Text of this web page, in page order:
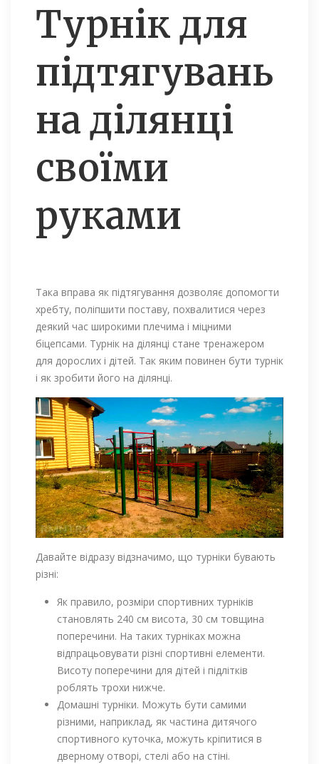
Турнік для
підтягувань
на ділянці
своїми
руками
Така вправа як підтягування дозволяє допомогти
хребту, поліпшити поставу, похвалитися через
деякий час широкими плечима і міцними
біцепсами. Турнік на ділянці стане тренажером
для дорослих і дітей. Так яким повинен бути турнік
і як зробити його на ділянці.
Давайте відразу відзначимо, що турніки бувають
різні:
Як правило, розміри спортивних турніків
становлять 240 см висота, 30 см товщина
поперечини. На таких турніках можна
відпрацьовувати різні спортивні елементи.
Висоту поперечини для дітей і підлітків
роблять трохи нижче.
Домашні турніки. Можуть бути самими
різними, наприклад, як частина дитячого
спортивного куточка, можуть кріпитися в
дверному отворі, стелі або на стіні.